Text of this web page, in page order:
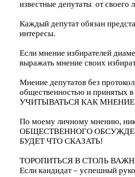
известные депутаты от своего
Каждый депутат обязан
интересы.
Если мнение избирателей
выражать мнение своих
Мнение депутатов без
общественностью и
УЧИТЫВАТЬСЯ КАК
По моему личному мнению,
ОБЩЕСТВЕННОГО
БУДЕТ ЧТО СКАЗАТЬ!
ТОРОПИТЬСЯ В СТОЛЬ
Если кандидат – успешный